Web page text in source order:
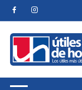
Skip
to
content